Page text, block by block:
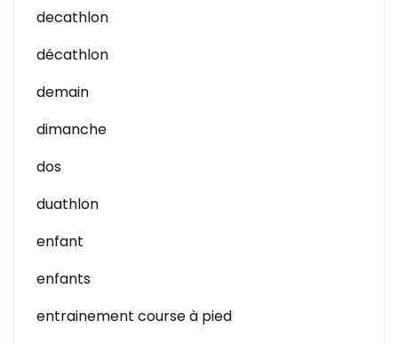
decathlon
décathlon
demain
dimanche
dos
duathlon
enfant
enfants
entrainement course à pied